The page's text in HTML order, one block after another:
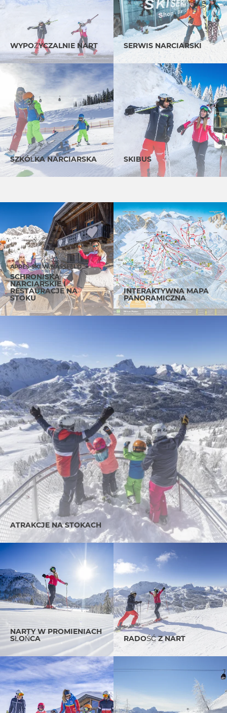
WYPOŻYCZALNIE NART SERWIS NARCIARSKI
SZKÓŁKA NARCIARSKA SKIBUS
APRÈS-SKI W NASSFELD
SCHRONISKA
NARCIARSKIE I
RESTAURACJE NA
STOKU
INTERAKTYWNA MAPA
PANORAMICZNA
ATRAKCJE NA STOKACH
NARTY W PROMIENIACH
SŁOŃCA RADOŚĆ Z NART